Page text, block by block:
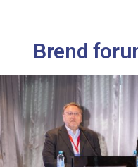
Brend